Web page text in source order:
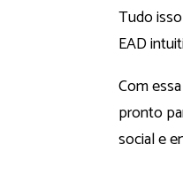
Tudo
EAD
Com
pronto
social e